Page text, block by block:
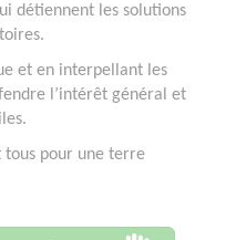
détiennent les solutions
et en interpellant les
l’intérêt général et
tous pour une terre